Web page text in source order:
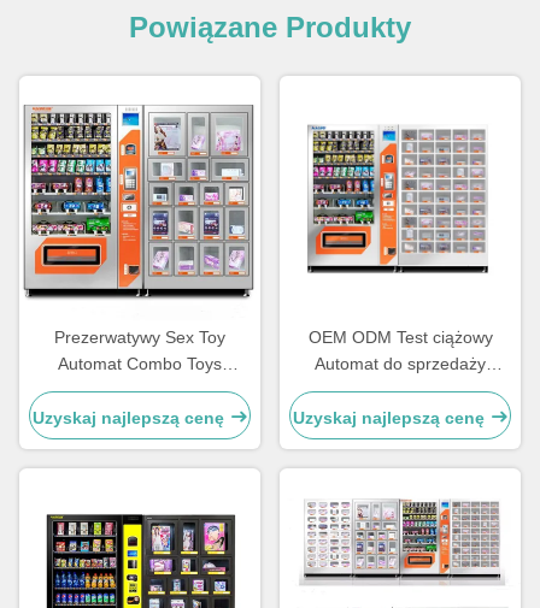
Powiązane Produkty
Prezerwatywy Sex Toy
Automat Combo Toys
Automat dla dorosłych
Uzyskaj najlepszą cenę
OEM ODM Test ciążowy
Automat do sprzedaży
Zestaw do testów Automat
do sprzedaży z 50 szafkami
Uzyskaj najlepszą cenę